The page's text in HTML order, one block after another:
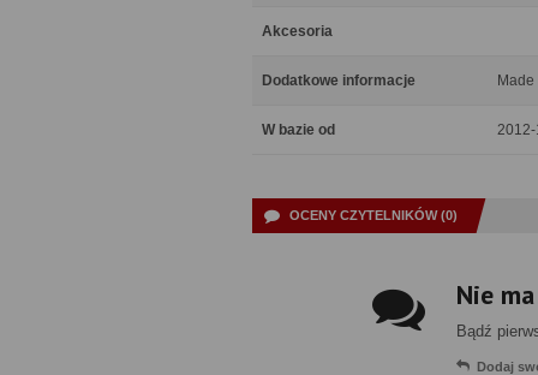
Akcesoria
Dodatkowe informacje
W bazie od
OCENY CZYTELNIKÓW (0)
Nie
Bądź
Dodaj